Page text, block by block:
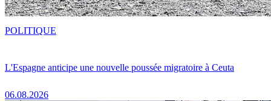
L'Espagne anticipe une nouvelle poussée migratoire à Ceuta
06.08.2026
POLITIQUE